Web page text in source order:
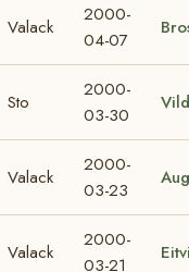
Valack
2000-
04-07
Sto
2000-
03-30
Valack
2000-
03-23
Valack
2000-
03-21